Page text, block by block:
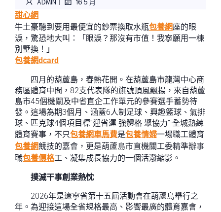
甜心網
牛土豪聽到要用最便宜的鈔票換取水瓶包養網座的眼
淚，驚恐地大叫：「眼淚？那沒有市值！我寧願用一棟
別墅換！」
包養網dcard
四月的葫蘆島，春熱花開。在葫蘆島市龍灣中心商
務區體育中間，82支代表隊的旗號頂風飄揚，來自葫蘆
島市45個機關及中省直企工作單元的參賽選手蓄勢待
發。這場為期3個月、涵蓋6人制足球、興趣籃球、氣排
球、匹克球4個項目標“迎省運 強體格 聚協力”·全城熱練
體育賽事，不只包養網車馬費是包養情婦一場職工體育
包養網競技的嘉會，更是葫蘆島市直機關工委精準辦事
職包養價格工、凝集成長協力的一個活潑縮影。
撲滅干事創業熱忱
2026年是遼寧省第十五屆活動會在葫蘆島舉行之
年。為迎接這場全省規格最高、影響最廣的體育嘉會，